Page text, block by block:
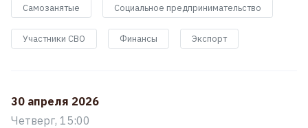
Самозанятые Социальное предпринимательство
Участники СВО Финансы Экспорт
30 апреля 2026
Четверг, 15:00